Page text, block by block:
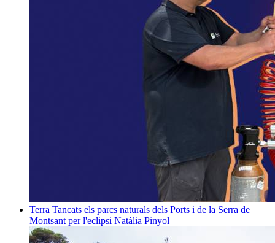
Terra Tancats els parcs naturals dels Ports i de la Serra de
Montsant per l'eclipsi Natàlia Pinyol